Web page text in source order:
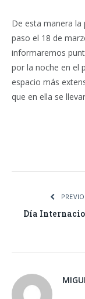
De esta manera
paso el 18 de
informaremos
por la noche en el
espacio más
que en ella se
Día